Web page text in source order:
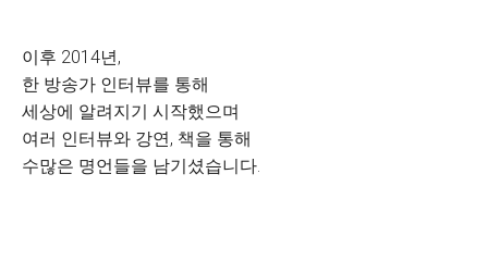
이후 2014년,
한 방송가 인터뷰를 통해
세상에 알려지기 시작했으며
여러 인터뷰와 강연, 책을 통해
수많은 명언들을 남기셨습니다.